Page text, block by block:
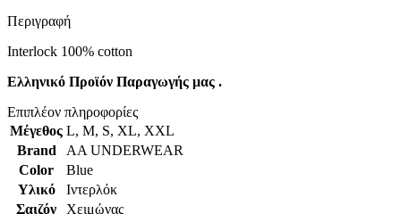
Περιγραφή
Interlock 100% cotton
Ελληνικό Προϊόν Παραγωγής μας .
Επιπλέον πληροφορίες
Μέγεθος L, M, S, XL, XXL
Brand
AA UNDERWEAR
Color
Blue
Υλικό
Ιντερλόκ
Σαιζόν
Χειμώνας